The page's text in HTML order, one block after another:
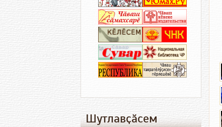
Шутлавҫӑсем